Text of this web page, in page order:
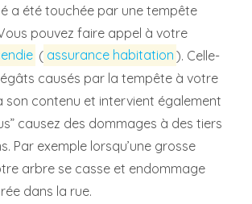
a été touchée par une tempête
pouvez faire appel à votre
( assurance habitation ). Celle-
causés par la tempête à votre
son contenu et intervient également
causez des dommages à des tiers
Par exemple lorsqu’une grosse
arbre se casse et endommage
dans la rue.